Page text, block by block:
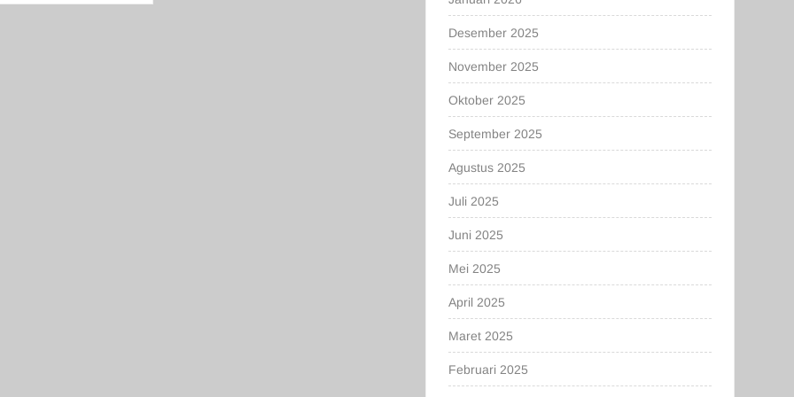
Desember 2025
November 2025
Oktober 2025
September 2025
Agustus 2025
Juli 2025
Juni 2025
Mei 2025
April 2025
Maret 2025
Februari 2025